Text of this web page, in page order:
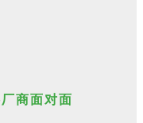
商面对面